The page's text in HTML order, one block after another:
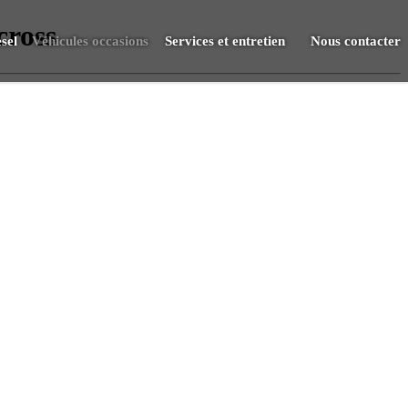
Véhicules occasions Services et entretien Nous contacter